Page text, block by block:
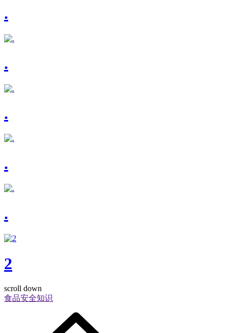
.
.
.
.
.
2
scroll down
食品安全知识